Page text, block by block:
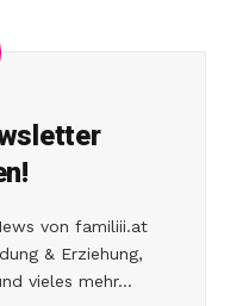
von familiii.at
& Erziehung,
vieles mehr...